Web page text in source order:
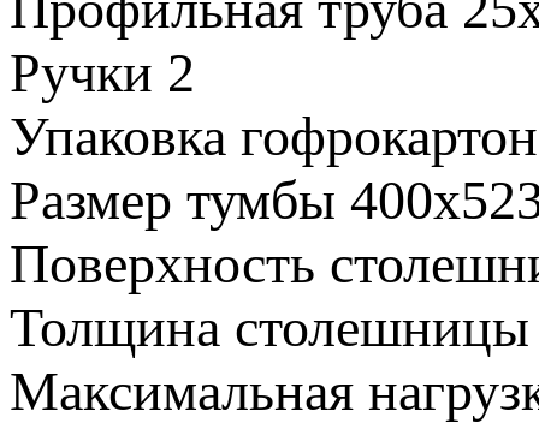
Ручки 2
Упаковка гофрокартон
Размер тумбы
Поверхность
Толщина столешницы
Максимальная